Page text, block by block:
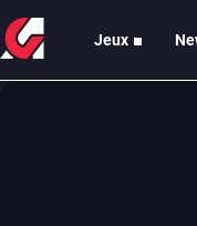
Jeux